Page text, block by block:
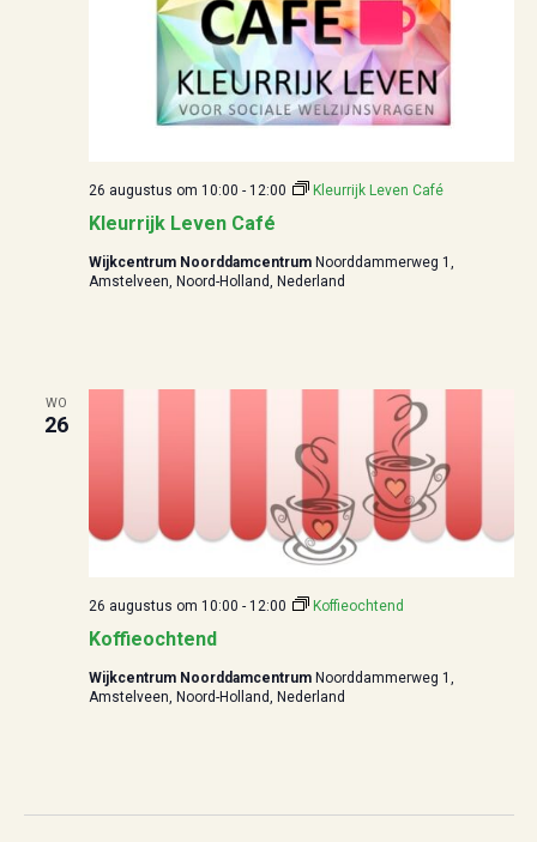
Kleurrijk Leven Café
26 augustus om 10:00 - 12:00 Kleurrijk Leven Café
Wijkcentrum Noorddamcentrum Noorddammerweg 1,
Amstelveen, Noord-Holland, Nederland
WO
26
Koffieochtend
26 augustus om 10:00 - 12:00 Koffieochtend
Wijkcentrum Noorddamcentrum Noorddammerweg 1,
Amstelveen, Noord-Holland, Nederland